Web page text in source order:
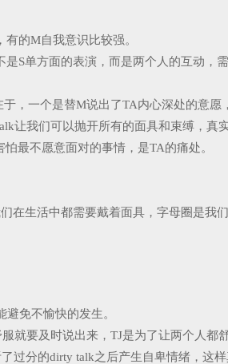
的M自我意识比较强。
S单方面的表演，而是两个人的互动，
，一个是替M说出了TA内心深处的意愿
我们可以抛开所有的面具和束缚，真
最不愿意面对的事情，是TA的痛处。
生活中都需要戴着面具，字母圈是我
免不愉快的发生。
要及时说出来，TJ是为了让两个人都
过分的dirty talk之后产生自卑情绪，这